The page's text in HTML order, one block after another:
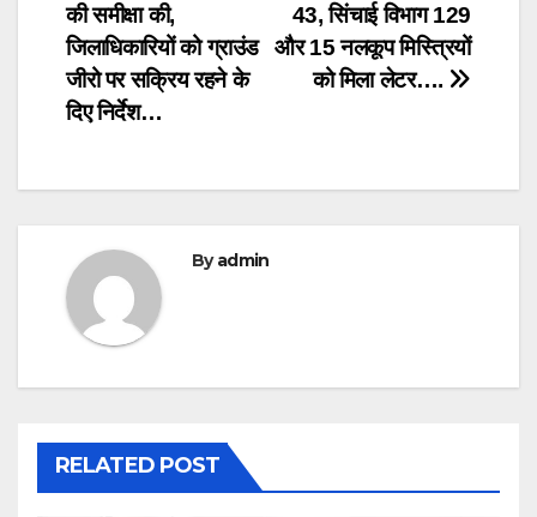
43, सिंचाई विभाग 129
और 15 नलकूप मिस्त्रियों
को मिला लेटर….
की समीक्षा की,
जिलाधिकारियों को ग्राउंड
जीरो पर सक्रिय रहने के
दिए निर्देश…
Byadmin
RELATED POST